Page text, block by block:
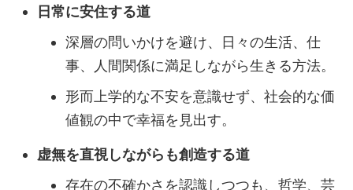
日常に安住する道
深層の問いかけを避け、日々の生活、仕
事、人間関係に満足しながら生きる方法。
形而上学的な不安を意識せず、社会的な価
値観の中で幸福を見出す。
虚無を直視しながらも創造する道
存在の不確かさを認識しつつも、哲学、芸